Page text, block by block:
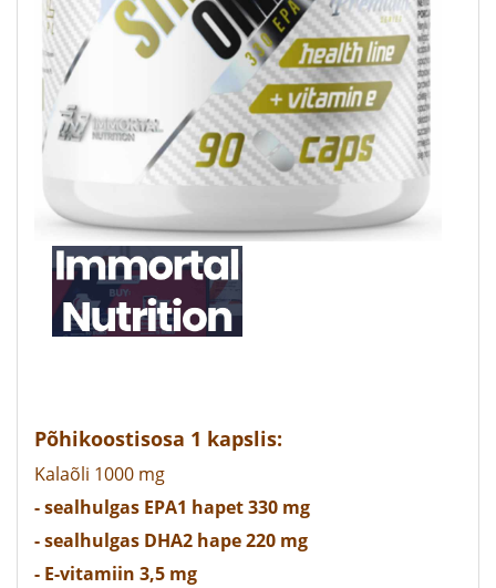
Põhikoostisosa 1 kapslis:
Kalaõli 1000 mg
- sealhulgas EPA1 hapet 330 mg
- sealhulgas DHA2 hape 220 mg
- E-vitamiin 3,5 mg